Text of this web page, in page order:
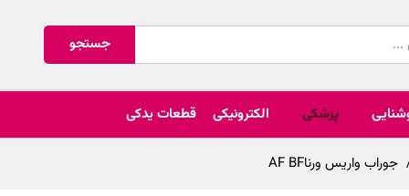
جستجو
پزشکی الکترونیکی قطعات یدکی
جوراب واریس ورناAF BF